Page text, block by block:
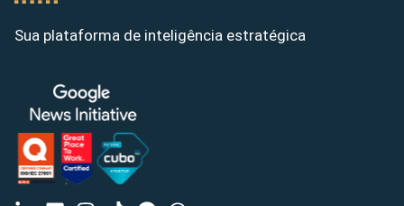
Sua plataforma de inteligência estratégica